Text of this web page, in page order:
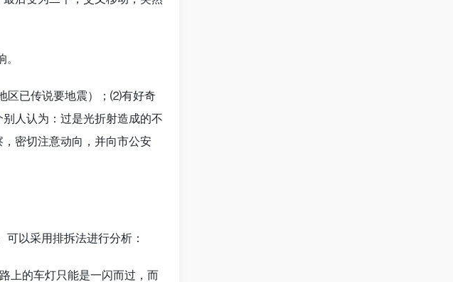
区已传说要地震）；⑵有好奇
人认为：过是光折射造成的不
密切注意动向，并向市公安
以采用排拆法进行分析：
上的车灯只能是一闪而过，而